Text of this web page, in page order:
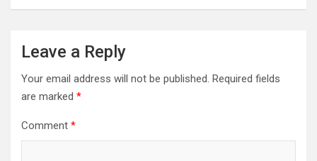
Leave a Reply
Your email address will not be published. Required fields
are marked *
Comment *